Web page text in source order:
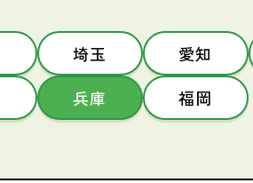
埼玉 愛知
兵庫 福岡